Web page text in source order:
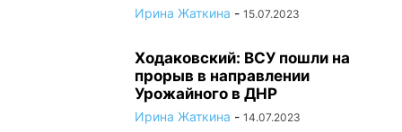
Ирина Жаткина - 15.07.2023
Ходаковский: ВСУ пошли на
прорыв в направлении
Урожайного в ДНР
Ирина Жаткина - 14.07.2023